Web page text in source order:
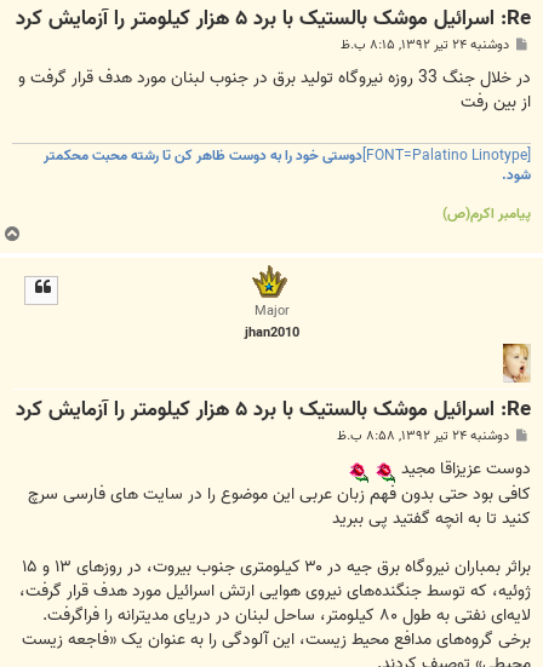
Re: اسرائیل موشک بالستیک با برد ۵ هزار کیلومتر را آزمایش کرد
ت
دوشنبه ۲۴ تیر ۱۳۹۲, ۸:۱۵ ب.ظ
در خلال جنگ 33 روزه نیروگاه تولید برق در جنوب لبنان مورد هدف قرار گرفت و
از بین رفت
[FONT=Palatino Linotype]
دوستی خود را به دوست ظاهر کن تا رشته محبت محکمتر
شود.
پیامبر اکرم(ص)
Major
jhan2010
Re: اسرائیل موشک بالستیک با برد ۵ هزار کیلومتر را آزمایش کرد
ت
دوشنبه ۲۴ تیر ۱۳۹۲, ۸:۵۸ ب.ظ
دوست عزیزاقا مجید
کافی بود حتی بدون فهم زبان عربی این موضوع را در سایت های فارسی سرچ
کنید تا به انچه گفتید پی ببرید
براثر بمباران نیروگاه برق جیه در ۳۰ کیلومتری جنوب بیروت، در روزهای ۱۳ و ۱۵
ژوئیه، که توسط جنگنده‌های نیروی هوایی ارتش اسرائیل مورد هدف قرار گرفت،
لایه‌ای نفتی به طول ۸۰ کیلومتر، ساحل لبنان در دریای مدیترانه را فراگرفت.
برخی گروه‌های مدافع محیط زیست، این آلودگی را به عنوان یک «فاجعه زیست